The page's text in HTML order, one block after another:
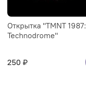
Открытка "TMNT 1987:
Technodrome"
250 ₽